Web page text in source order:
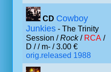
CD Cowboy
Junkies - The Trinity
Session /Rock/ RCA /
D // m- / 3.00 €
orig.released 1988